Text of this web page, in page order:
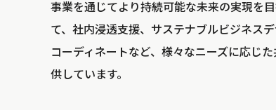
事業を通じてより持続可能な未来の実現を
て、社内浸透支援、サステナブルビジネス
コーディネートなど、様々なニーズに応じ
供しています。